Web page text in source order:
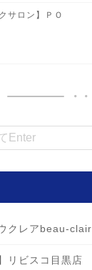
サロン】ＰＯ
クレアbeau-clair
リビスコ目黒店